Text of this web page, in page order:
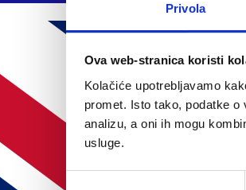
Privola
Ova web-stranica koristi
Kolačiće upotrebljavamo
promet. Isto tako, podatke
analizu, a oni ih mogu
usluge.